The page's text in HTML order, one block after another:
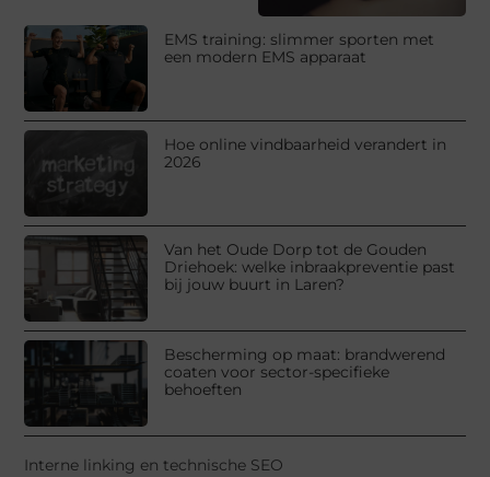
EMS training: slimmer sporten met
een modern EMS apparaat
Hoe online vindbaarheid verandert in
2026
Van het Oude Dorp tot de Gouden
Driehoek: welke inbraakpreventie past
bij jouw buurt in Laren?
Bescherming op maat: brandwerend
coaten voor sector-specifieke
behoeften
Interne linking en technische SEO